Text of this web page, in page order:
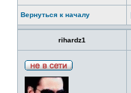
Вернуться к началу
rihardz1